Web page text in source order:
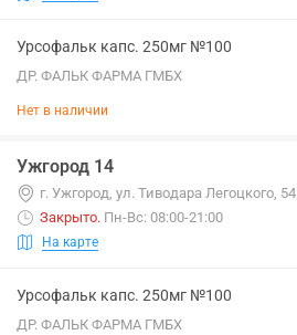
Урсофальк капс. 250мг №100
ДР. ФАЛЬК ФАРМА ГМБХ
Нет в наличии
Ужгород 14
г. Ужгород, ул. Тиводара Легоцкого, 54
Закрыто. Пн-Вс: 08:00-21:00
На карте
Урсофальк капс. 250мг №100
ДР. ФАЛЬК ФАРМА ГМБХ